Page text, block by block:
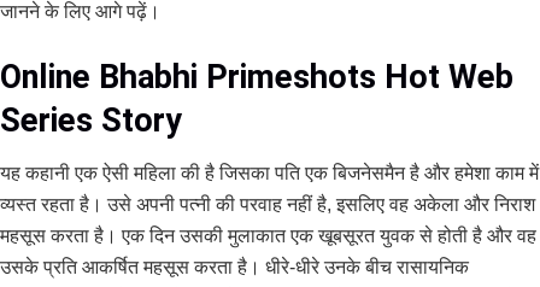
जानने के लिए आगे पढ़ें।
Online Bhabhi Primeshots Hot Web
Series Story
यह कहानी एक ऐसी महिला की है जिसका पति एक बिजनेसमैन है और हमेशा काम में
व्यस्त रहता है। उसे अपनी पत्नी की परवाह नहीं है, इसलिए वह अकेला और निराश
महसूस करता है। एक दिन उसकी मुलाकात एक खूबसूरत युवक से होती है और वह
उसके प्रति आकर्षित महसूस करता है। धीरे-धीरे उनके बीच रासायनिक